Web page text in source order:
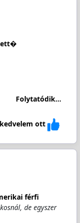
Folytatódik...
ott
férfi
de egyszer